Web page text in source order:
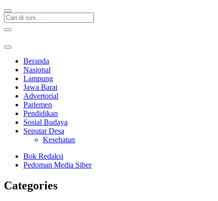
Beranda
Nasional
Lampung
Jawa Barat
Advertorial
Parlemen
Pendidikan
Sosial Budaya
Seputar Desa
Kesehatan
Bok Redaksi
Pedoman Media Siber
Categories